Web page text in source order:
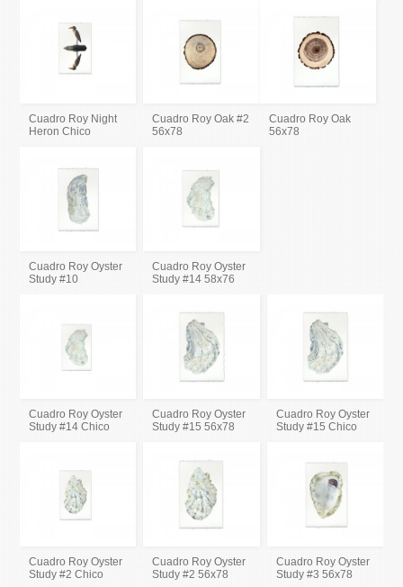
Cuadro Roy Night
Heron Chico
Cuadro Roy Oak #2
56x78
Cuadro Roy Oak
56x78
Cuadro Roy Oyster
Study #10
Cuadro Roy Oyster
Study #14 58x76
Cuadro Roy Oyster
Study #14 Chico
Cuadro Roy Oyster
Study #15 56x78
Cuadro Roy Oyster
Study #15 Chico
Cuadro Roy Oyster
Study #2 Chico
Cuadro Roy Oyster
Study #2 56x78
Cuadro Roy Oyster
Study #3 56x78